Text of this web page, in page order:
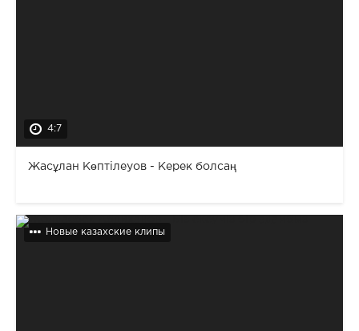
4:7
Жасұлан Көптілеуов - Керек болсаң
Новые казахские клипы